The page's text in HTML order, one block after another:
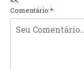
Comentário:*